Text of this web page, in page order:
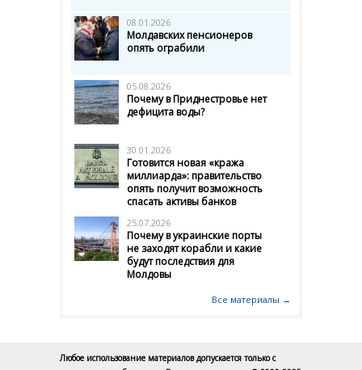
08.01.2026
Молдавских пенсионеров
опять ограбили
05.08.2026
Почему в Приднестровье нет
дефицита воды?
30.01.2026
Готовится новая «кража
миллиарда»: правительство
опять получит возможность
спасать активы банков
25.07.2026
Почему в украинские порты
не заходят корабли и какие
будут последствия для
Молдовы
Все материалы →
Любое использование материалов допускается только с